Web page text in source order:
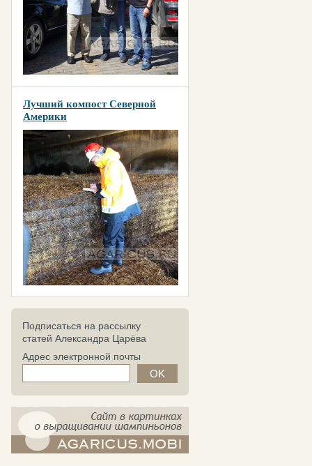
Лучший компост Северной
Америки
Подписаться на рассылку
статей Александра Царёва
Адрес электронной почты